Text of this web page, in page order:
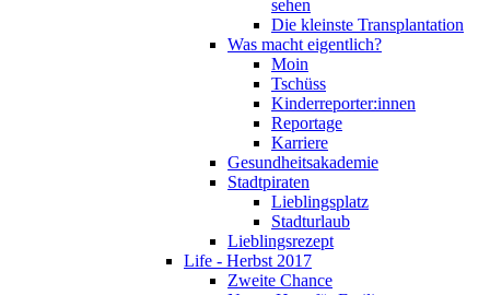
sehen
Die kleinste Transplantation
Was macht eigentlich?
Moin
Tschüss
Kinderreporter:innen
Reportage
Karriere
Gesundheitsakademie
Stadtpiraten
Lieblingsplatz
Stadturlaub
Lieblingsrezept
Life - Herbst 2017
Zweite Chance